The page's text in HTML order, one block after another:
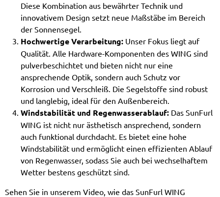
Diese Kombination aus bewährter Technik und
innovativem Design setzt neue Maßstäbe im Bereich
der Sonnensegel.
Hochwertige Verarbeitung: Unser Fokus liegt auf
Qualität. Alle Hardware-Komponenten des WING sind
pulverbeschichtet und bieten nicht nur eine
ansprechende Optik, sondern auch Schutz vor
Korrosion und Verschleiß. Die Segelstoffe sind robust
und langlebig, ideal für den Außenbereich.
Windstabilität und Regenwasserablauf: Das SunFurl
WING ist nicht nur ästhetisch ansprechend, sondern
auch funktional durchdacht. Es bietet eine hohe
Windstabilität und ermöglicht einen effizienten Ablauf
von Regenwasser, sodass Sie auch bei wechselhaftem
Wetter bestens geschützt sind.
Sehen Sie in unserem Video, wie das SunFurl WING